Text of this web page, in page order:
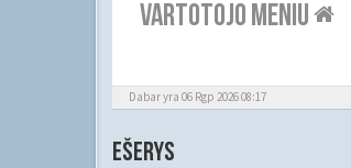
VARTOTOJO MENIU
Dabar yra 06 Rgp 2026 08:17
EŠERYS